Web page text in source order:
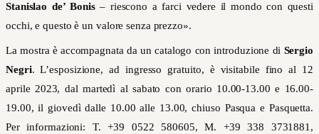
Stanislao de’ Bonis– riescono a farci vedere il mondo con questi
occhi, e questo è un valore senza prezzo».
La mostra è accompagnata da un catalogo con introduzione di Sergio
Negri. L’esposizione, ad ingresso gratuito, è visitabile fino al 12
aprile 2023, dal martedì al sabato con orario 10.00-13.00 e 16.00-
19.00, il giovedì dalle 10.00 alle 13.00, chiuso Pasqua e Pasquetta.
Per informazioni: T. +39 0522 580605, M. +39 338 3731881,